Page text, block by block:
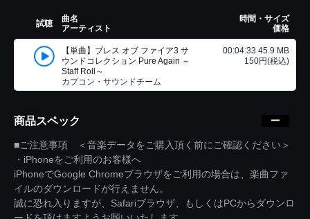
試聴
曲名
アーティスト
時間・サイズ
価格
【単曲】ブレス オブ ファイア3 サ
ウンドコレクション Pure Again ～
Staff Roll～
カプコン・サウンドチーム
00:04:33 45.9 MB
150円(税込)
商品スペック
■ご注意事項 ＜音楽データをご購入頂く前にご確認ください＞
・iPhoneをご利用のお客様へ
iPhoneでGoogle Chromeブラウザをご利用の場合は、楽曲ファ
イルのダウンロードが行えません。
誠に恐れ入りますが、Safariブラウザ、もしくはPCからダウンロ